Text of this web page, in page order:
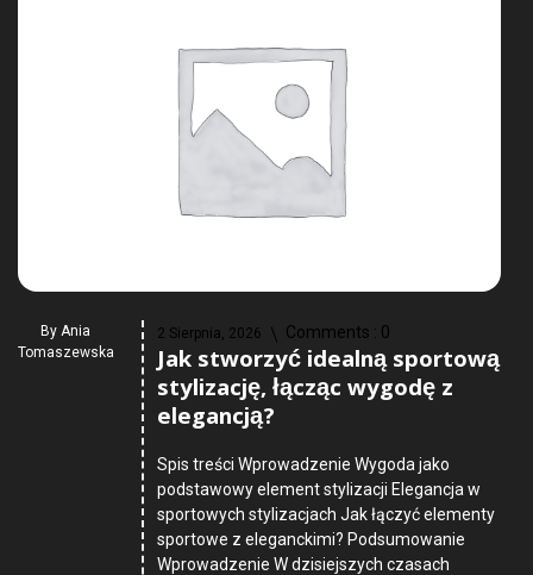
By Ania
Tomaszewska
2 Sierpnia, 2026 Comments : 0
Jak stworzyć idealną sportową
stylizację, łącząc wygodę z
elegancją?
Spis treści Wprowadzenie Wygoda jako
podstawowy element stylizacji Elegancja w
sportowych stylizacjach Jak łączyć elementy
sportowe z eleganckimi? Podsumowanie
Wprowadzenie W dzisiejszych czasach